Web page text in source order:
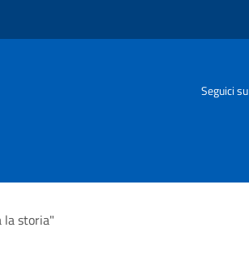
Seguici su
la storia"